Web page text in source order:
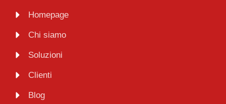
Homepage
Chi siamo
Soluzioni
Clienti
Blog